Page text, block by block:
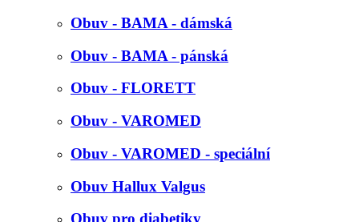
Obuv - BAMA - dámská
Obuv - BAMA - pánská
Obuv - FLORETT
Obuv - VAROMED
Obuv - VAROMED - speciální
Obuv Hallux Valgus
Obuv pro diabetiky